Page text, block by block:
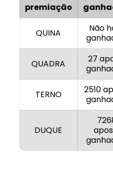
premiação
QUINA
Não
QUADRA
27
TERNO
2510
DUQUE